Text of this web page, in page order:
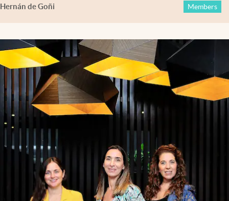
Hernán de Goñi Members